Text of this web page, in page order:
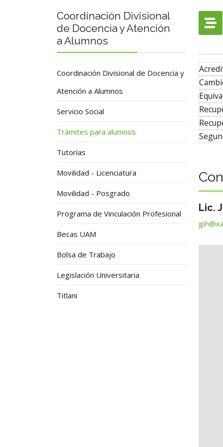
Coordinación Divisional
de Docencia y Atención
a Alumnos
Coordinación Divisional de Docencia y
Atención a Alumnos
Servicio Social
Trámites para alumnos
Tutorías
Movilidad - Licenciatura
Movilidad - Posgrado
Programa de Vinculación Profesional
Becas UAM
Bolsa de Trabajo
Legislación Universitaria
Titlani
Lic.